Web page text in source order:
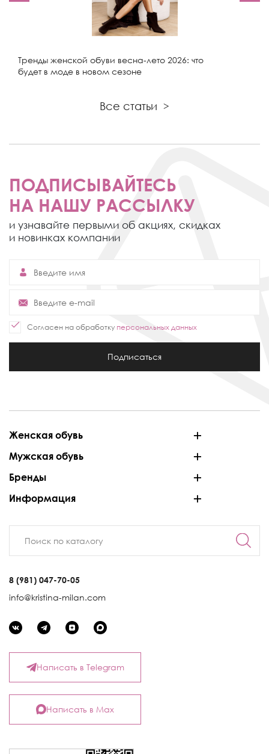
Тренды женской обуви весна-лето 2026: что
будет в моде в новом сезоне
Все статьи >
ПОДПИСЫВАЙТЕСЬ
НА НАШУ РАССЫЛКУ
и узнавайте первыми об акциях, скидках
и новинках компании
Согласен на обработку персональных данных
Подписаться
Женская обувь
Мужская обувь
Бренды
Информация
8 (981) 047-70-05
info@kristina-milan.com
Написать в Telegram
Написать в Max